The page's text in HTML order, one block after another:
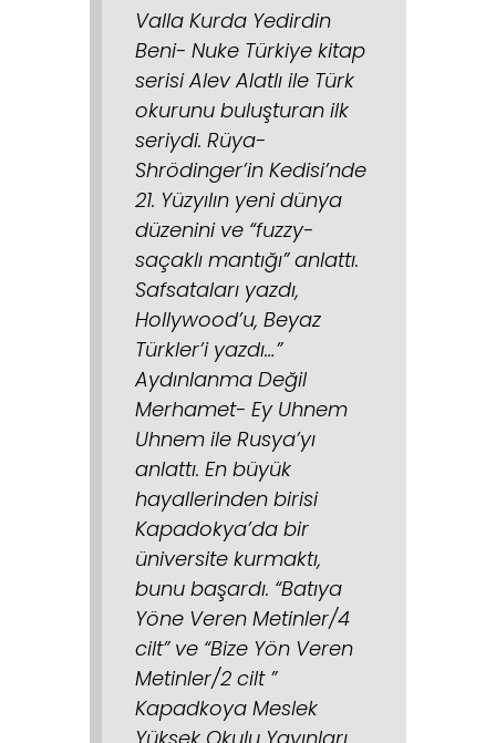
Valla Kurda Yedirdin
Beni- Nuke Türkiye kitap
serisi Alev Alatlı ile Türk
okurunu buluşturan ilk
seriydi. Rüya-
Shrödinger’in Kedisi’nde
21. Yüzyılın yeni dünya
düzenini ve “fuzzy-
saçaklı mantığı” anlattı.
Safsataları yazdı,
Hollywood’u, Beyaz
Türkler’i yazdı…”
Aydınlanma Değil
Merhamet- Ey Uhnem
Uhnem ile Rusya’yı
anlattı. En büyük
hayallerinden birisi
Kapadokya’da bir
üniversite kurmaktı,
bunu başardı. “Batıya
Yöne Veren Metinler/4
cilt” ve “Bize Yön Veren
Metinler/2 cilt ”
Kapadkoya Meslek